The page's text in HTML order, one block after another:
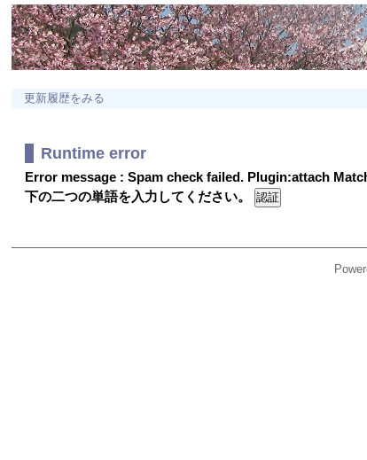
更新履歴をみる
Runtime error
Error message : Spam check failed. Plugin:attach
下の二つの単語を入力してください。